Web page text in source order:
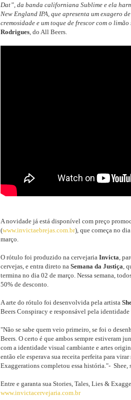
Dat”, da banda californiana Sublime e ela
New England IPA, que apresenta um exagero
cremosidade e um toque de frescor com o
Rodrigues, do All Beers.
A novidade já está disponível com preço
(www.invictaebrejas.com.br), que começa no
março.
O rótulo foi produzido na cervejaria Invicta,
cervejas, e entra direto na Semana da Justiça,
termina no dia 02 de março. Nessa semana,
50% de desconto.
A arte do rótulo foi desenvolvida pela artista
Beers Conspiracy e responsável pela
"Não se sabe quem veio primeiro, se foi o
Beers. O certo é que ambos sempre estiveram
com a identidade visual cambiante e artes
então ele esperava sua receita perfeita para
Exaggerations completou essa história."- Shee,
Entre e garanta sua Stories, Tales, Lies &
www.invictacervejaria.com.br